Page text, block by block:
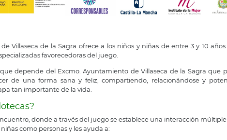
Villaseca de la Sagra ofrece a los niños y niñas de entre 3 y 10
favorecedoras del juego.
depende del Excmo. Ayuntamiento de Villaseca de la Sagra que
de una forma sana y feliz, compartiendo, relacionándose y
tan importante de la vida.
donde a través del juego se establece una interacción
como personas y les ayuda a: